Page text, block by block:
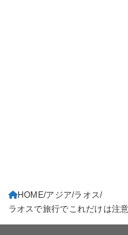
HOME アジア ラオス
ラオスで旅行でこれだけは注